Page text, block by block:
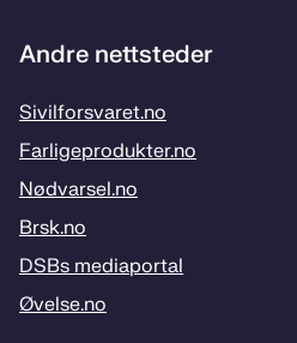
Andre nettsteder
Sivilforsvaret.no
Farligeprodukter.no
Nødvarsel.no
Brsk.no
DSBs mediaportal
Øvelse.no